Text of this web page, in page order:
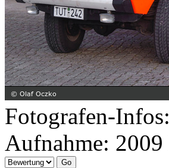
Fotografen-Infos:
Aufnahme: 2009